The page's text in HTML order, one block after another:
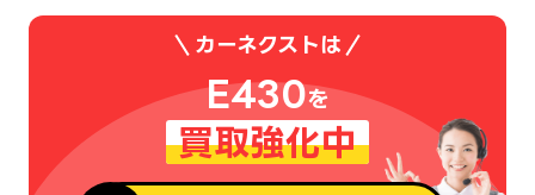
カーネクストは
E430を
買取強化中